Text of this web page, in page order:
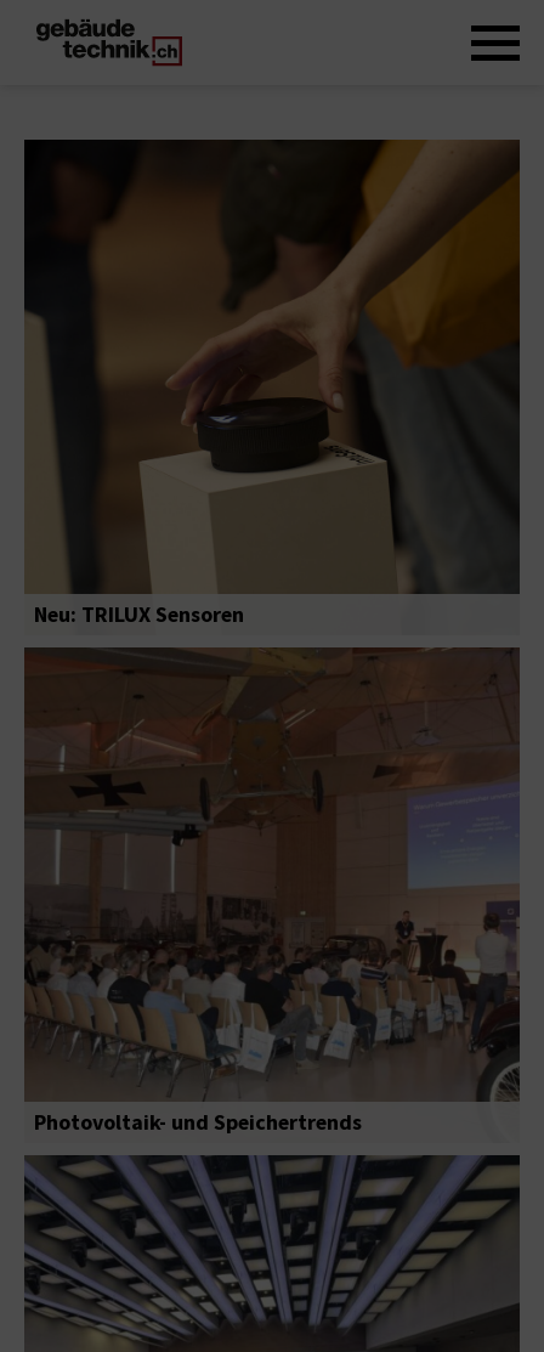
Neu: TRILUX Sensoren
Photovoltaik- und Speichertrends